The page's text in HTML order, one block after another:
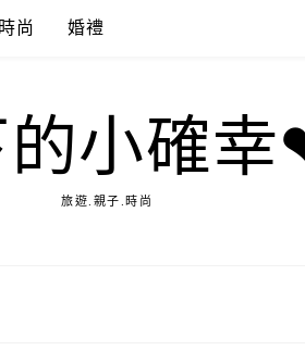
時尚 婚禮
小確幸
旅遊.親子.時尚